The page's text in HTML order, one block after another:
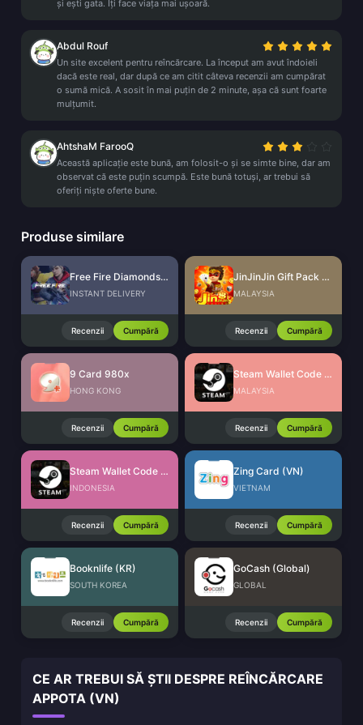
și ești gata. Îți face viața mai ușoară.
Abdul Rouf
Un site excelent pentru reîncărcare. La început am avut îndoieli
dacă este real, dar după ce am citit câteva recenzii am cumpărat
o sumă mică. A sosit în mai puțin de 2 minute, așa că sunt foarte
mulțumit.
AhtshaM FarooQ
Această aplicație este bună, am folosit-o și se simte bine, dar am
observat că este puțin scumpă. Este bună totuși, ar trebui să
oferiți niște oferte bune.
Produse similare
Free Fire Diamonds EU + TR
INSTANT DELIVERY
Recenzii Cumpără
JinJinJin Gift Pack Redeem Code
MALAYSIA
Recenzii Cumpără
9 Card 980x
HONG KONG
Recenzii Cumpără
Steam Wallet Code (MYR)
MALAYSIA
Recenzii Cumpără
Steam Wallet Code (IDR)
INDONESIA
Recenzii Cumpără
Zing Card (VN)
VIETNAM
Recenzii Cumpără
Booknlife (KR)
SOUTH KOREA
Recenzii Cumpără
GoCash (Global)
GLOBAL
Recenzii Cumpără
CE AR TREBUI SĂ ȘTII DESPRE REÎNCĂRCARE
APPOTA (VN)